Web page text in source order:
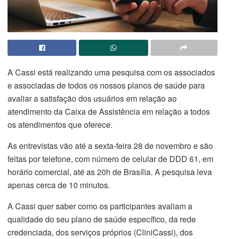
A Cassi está realizando uma pesquisa com os associados
e associadas de todos os nossos planos de saúde para
avaliar a satisfação dos usuários em relação ao
atendimento da Caixa de Assistência em relação a todos
os atendimentos que oferece.
As entrevistas vão até a sexta-feira 28 de novembro e são
feitas por telefone, com número de celular de DDD 61, em
horário comercial, até as 20h de Brasília. A pesquisa leva
apenas cerca de 10 minutos.
A Cassi quer saber como os participantes avaliam a
qualidade do seu plano de saúde específico, da rede
credenciada, dos serviços próprios (CliniCassi), dos